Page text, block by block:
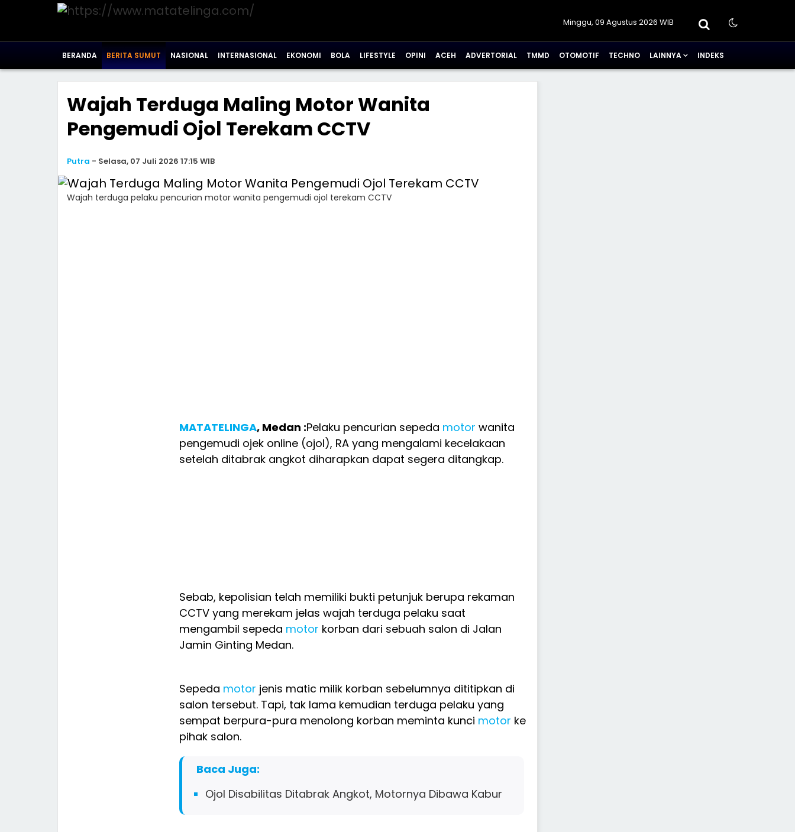
Minggu, 09 Agustus 2026 WIB
BERANDA BERITA SUMUT NASIONAL INTERNASIONAL EKONOMI BOLA LIFESTYLE OPINI ACEH ADVERTORIAL TMMD OTOMOTIF TECHNO LAINNYA INDEKS
Wajah Terduga Maling Motor Wanita
Pengemudi Ojol Terekam CCTV
Putra - Selasa, 07 Juli 2026 17:15 WIB
Wajah terduga pelaku pencurian motor wanita pengemudi ojol terekam CCTV
MATATELINGA, Medan :Pelaku pencurian sepeda motor wanita
pengemudi ojek online (ojol), RA yang mengalami kecelakaan
setelah ditabrak angkot diharapkan dapat segera ditangkap.
Sebab, kepolisian telah memiliki bukti petunjuk berupa rekaman
CCTV yang merekam jelas wajah terduga pelaku saat
mengambil sepeda motor korban dari sebuah salon di Jalan
Jamin Ginting Medan.
Sepeda motor jenis matic milik korban sebelumnya dititipkan di
salon tersebut. Tapi, tak lama kemudian terduga pelaku yang
sempat berpura-pura menolong korban meminta kunci motor ke
pihak salon.
Baca Juga:
Ojol Disabilitas Ditabrak Angkot, Motornya Dibawa Kabur